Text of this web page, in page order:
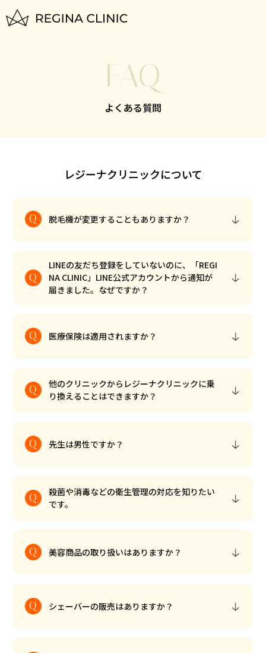
クリニック一覧
CLINIC LIST
FAQ
メンズ脱毛はこちら
すでにご契約がある方へ
FAQ
よくある質問
レジーナクリニックについて
脱毛機が変更することもありますか？
LINEの友だち登録をしていないのに、「REGI
NA CLINIC」LINE公式アカウントから通知が
届きました。なぜですか？
医療保険は適用されますか？
他のクリニックからレジーナクリニックに乗
り換えることはできますか？
先生は男性ですか？
殺菌や消毒などの衛生管理の対応を知りたい
です。
美容商品の取り扱いはありますか？
シェーバーの販売はありますか？